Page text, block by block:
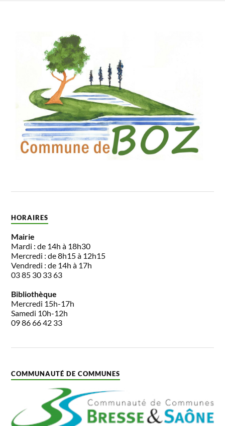
HORAIRES
Mairie
Mardi : de 14h à 18h30
Mercredi : de 8h15 à 12h15
Vendredi : de 14h à 17h
03 85 30 33 63
Bibliothèque
Mercredi 15h-17h
Samedi 10h-12h
09 86 66 42 33
COMMUNAUTÉ DE COMMUNES